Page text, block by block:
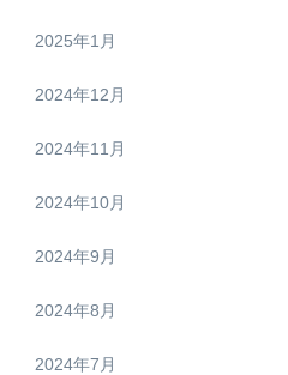
2025年1月
2024年12月
2024年11月
2024年10月
2024年9月
2024年8月
2024年7月